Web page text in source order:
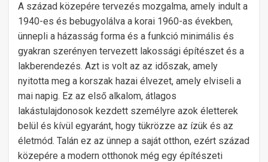
A század közepére tervezés mozgalma, amely indult a
1940-es és bebugyolálva a korai 1960-as években,
ünnepli a házasság forma és a funkció minimális és
gyakran szerényen tervezett lakossági építészet és a
lakberendezés. Azt is volt az az időszak, amely
nyitotta meg a korszak hazai élvezet, amely elviseli a
mai napig. Ez az első alkalom, átlagos
lakástulajdonosok kezdett személyre azok életterek
belül és kívül egyaránt, hogy tükrözze az ízük és az
életmód. Talán ez az ünnep a saját otthon, ezért század
közepére a modern otthonok még egy építészeti